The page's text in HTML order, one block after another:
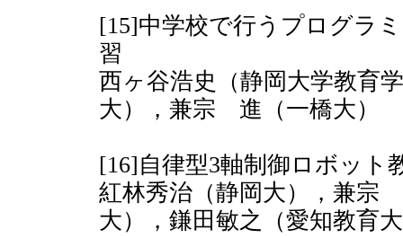
[15]中学校で行うプログラ
習
西ヶ谷浩史（静岡大学教育
大），兼宗 進（一橋大）
[16]自律型3軸制御ロボット
紅林秀治（静岡大），兼宗
大），鎌田敏之（愛知教育